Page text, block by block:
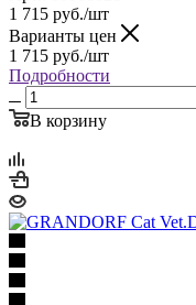
1 715 руб./шт
Варианты цен
1 715 руб./шт
Подробности
В корзину